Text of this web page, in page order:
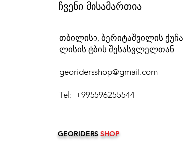
ჩვენი მისამართია
თბილისი, ბერიტაშვილის ქუჩა -
ლისის ტბის შესასვლელთან
georidersshop@gmail.com
Tel: +995596255544
GEORIDERS SHOP